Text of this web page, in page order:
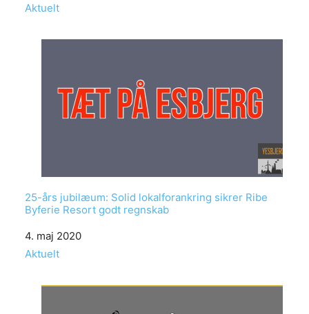
In relation to
Aktuelt
25-års jubilæum: Solid lokalforankring sikrer Ribe
Byferie Resort godt regnskab
Date
4. maj 2020
In relation to
Aktuelt